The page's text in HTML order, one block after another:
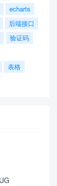
echarts
后端接口
验证码
表格